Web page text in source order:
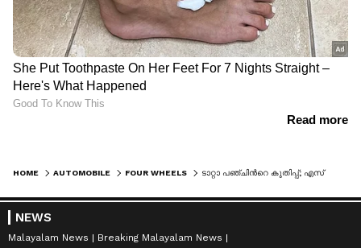
HOME AUTOMOBILE FOUR WHEELS ടാറ്റാ പഞ്ചിന്‍റെ കുതിപ്പ്; എസ്‌യുവി വിപണിയിൽ വൻ അട്ടിമറി
NEWS
Malayalam News
Breaking Malayalam News